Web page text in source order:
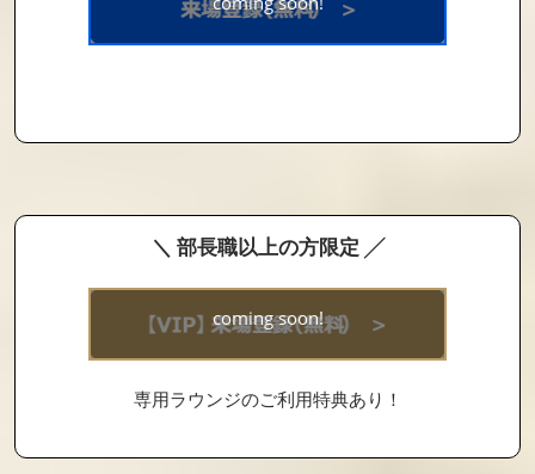
＼ 部長職以上の方限定 ╱
coming soon!
専用ラウンジのご利用特典あり！